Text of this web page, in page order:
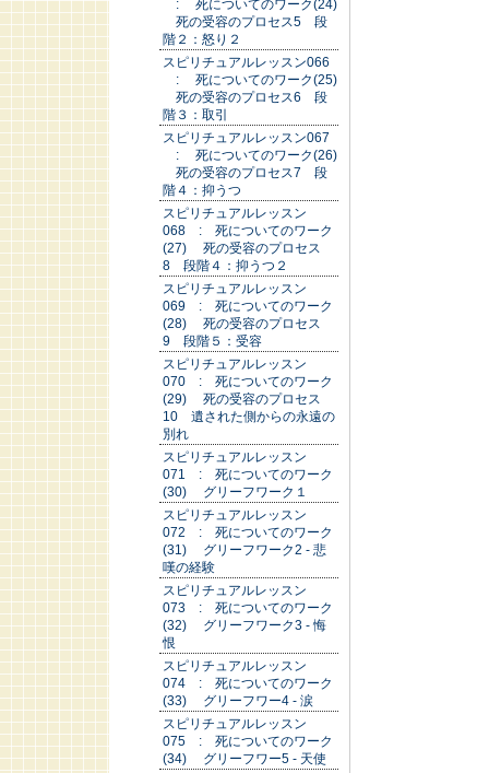
: 死についてのワーク(24)
死の受容のプロセス5 段
階２：怒り２
スピリチュアルレッスン066
: 死についてのワーク(25)
死の受容のプロセス6 段
階３：取引
スピリチュアルレッスン067
: 死についてのワーク(26)
死の受容のプロセス7 段
階４：抑うつ
スピリチュアルレッスン
068 : 死についてのワーク
(27) 死の受容のプロセス
8 段階４：抑うつ２
スピリチュアルレッスン
069 : 死についてのワーク
(28) 死の受容のプロセス
9 段階５：受容
スピリチュアルレッスン
070 : 死についてのワーク
(29) 死の受容のプロセス
10 遺された側からの永遠の
別れ
スピリチュアルレッスン
071 : 死についてのワーク
(30) グリーフワーク１
スピリチュアルレッスン
072 : 死についてのワーク
(31) グリーフワーク2 - 悲
嘆の経験
スピリチュアルレッスン
073 : 死についてのワーク
(32) グリーフワーク3 - 悔
恨
スピリチュアルレッスン
074 : 死についてのワーク
(33) グリーフワー4 - 涙
スピリチュアルレッスン
075 : 死についてのワーク
(34) グリーフワー5 - 天使